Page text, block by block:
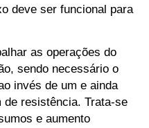
deve ser funcional para
as operações do
sendo necessário o
invés de um e ainda
de resistência. Trata-se
e aumento